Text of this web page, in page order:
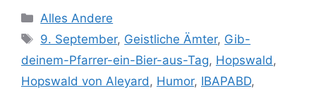
Kategorien
Alles Andere
Schlagwörter
9. September, Geistliche Ämter, Gib-
deinem-Pfarrer-ein-Bier-aus-Tag, Hopswald ,
Hopswald von Aleyard , Humor, IBAPABD,